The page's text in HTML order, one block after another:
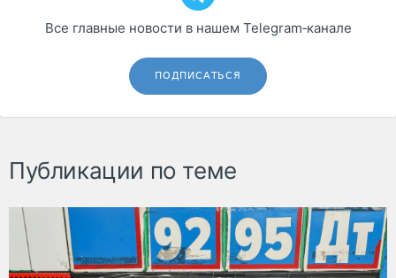
Все главные новости в нашем Telegram‑канале
ПОДПИСАТЬСЯ
Публикации по теме